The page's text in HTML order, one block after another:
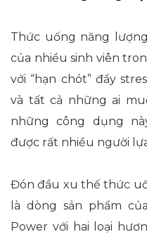
Thức uống năng
của nhiều sinh viên
với “hạn chót” đầy
và tất cả những ai
những công dụng
được rất nhiều người
Đón đầu xu thế thức
là dòng sản phẩm
Power với hai loại